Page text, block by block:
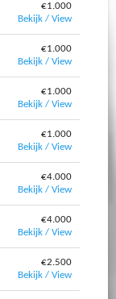
€1.000
Bekijk / View
€1.000
Bekijk / View
€1.000
Bekijk / View
€1.000
Bekijk / View
€4.000
Bekijk / View
€4.000
Bekijk / View
€2.500
Bekijk / View